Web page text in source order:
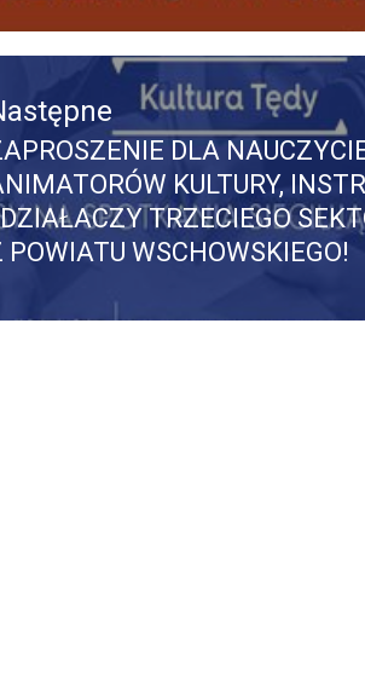
DLA
KULTURY,
TRZECIEGO
POWIATU WSCHOWSKIEGO!